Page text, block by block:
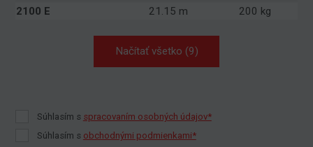
2100 E
21.15 m 200 kg
Načítať všetko (9)
Súhlasím s spracovaním osobných údajov*
Súhlasím s obchodnými podmienkami*